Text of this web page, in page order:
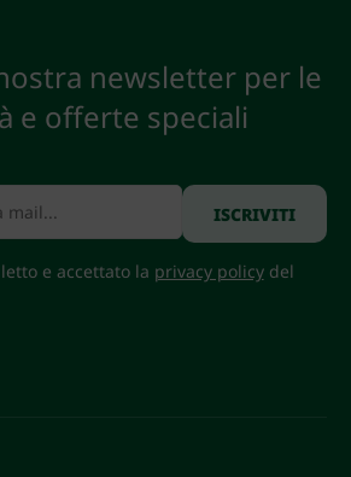
newsletter per le
e offerte speciali
e accettato la privacy policydel